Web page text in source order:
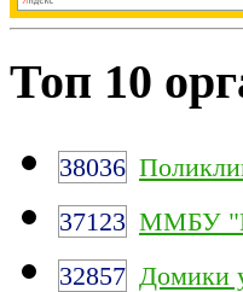
Топ 10
38036
37123 ММБУ
32857